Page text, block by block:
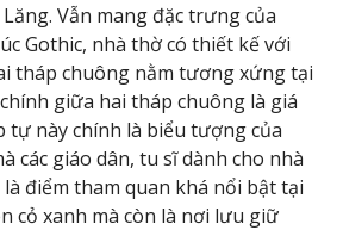
Vẫn mang đặc trưng của
Gothic, nhà thờ có thiết kế với
tháp chuông nằm tương xứng tại
giữa hai tháp chuông là giá
này chính là biểu tượng của
các giáo dân, tu sĩ dành cho nhà
điểm tham quan khá nổi bật tại
cỏ xanh mà còn là nơi lưu giữ